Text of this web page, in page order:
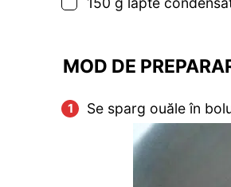
MOD DE
Se sparg ouăle în